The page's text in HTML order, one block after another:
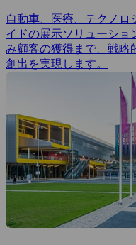
自動車、医療、テクノロ
イドの展示ソリューショ
み顧客の獲得まで、戦略
創出を実現します。